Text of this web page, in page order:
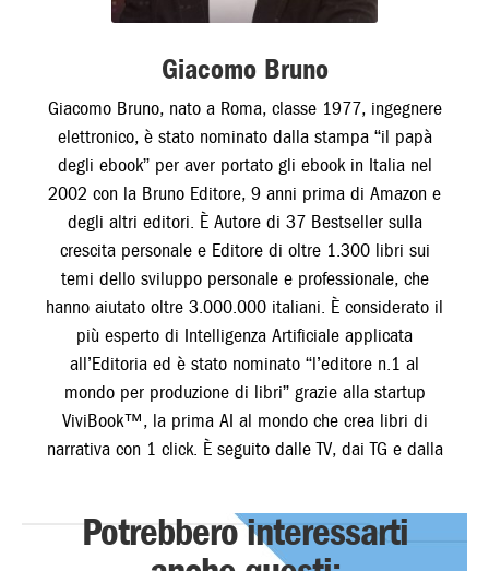
Giacomo Bruno
Giacomo Bruno, nato a Roma, classe 1977, ingegnere
elettronico, è stato nominato dalla stampa “il papà
degli ebook” per aver portato gli ebook in Italia nel
2002 con la Bruno Editore, 9 anni prima di Amazon e
degli altri editori. È Autore di 37 Bestseller sulla
crescita personale e Editore di oltre 1.300 libri sui
temi dello sviluppo personale e professionale, che
hanno aiutato oltre 3.000.000 italiani. È considerato il
più esperto di Intelligenza Artificiale applicata
all’Editoria ed è stato nominato “l’editore n.1 al
mondo per produzione di libri” grazie alla startup
ViviBook™, la prima AI al mondo che crea libri di
narrativa con 1 click. È seguito dalle TV, dai TG e dalla
Autorevolezza, Visibilità e Fatturato scrivendo un Libro
con la propria Storia Professionale. Info su:
Potrebbero interessarti